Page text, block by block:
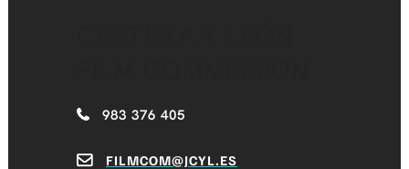
983 376 405
FILMCOM@JCYL.ES